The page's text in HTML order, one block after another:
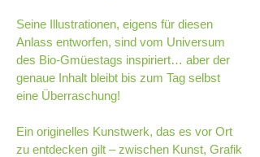
Seine Illustrationen, eigens für diesen
Anlass entworfen, sind vom Universum
des Bio-Gmüestags inspiriert… aber der
genaue Inhalt bleibt bis zum Tag selbst
eine Überraschung!
Ein originelles Kunstwerk, das es vor Ort
zu entdecken gilt – zwischen Kunst, Grafik